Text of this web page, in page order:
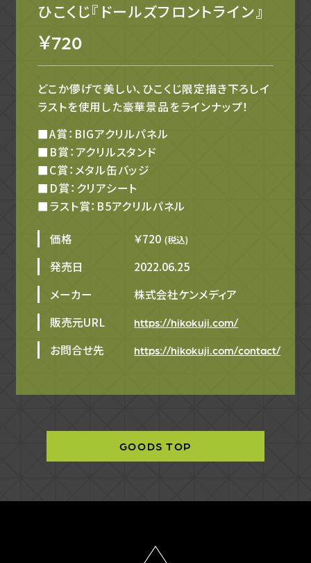
ひこくじ『ドールズフロントライン』
￥720
どこか儚げで美しい、ひこくじ限定描き下ろしイ
ラストを使用した豪華景品をラインナップ！
■A賞：BIGアクリルパネル
■B賞：アクリルスタンド
■C賞：メタル缶バッジ
■D賞：クリアシート
■ラスト賞：B5アクリルパネル
価格 ￥720 (税込)
発売日
2022.06.25
メーカー
株式会社ケンメディア
販売元URL
https://hikokuji.com/
お問合せ先 https://hikokuji.com/contact/
GOODS TOP